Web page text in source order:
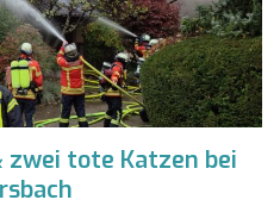
zwei tote Katzen bei